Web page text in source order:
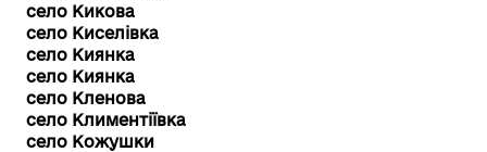
село Кикова
село Киселівка
село Киянка
село Киянка
село Кленова
село Климентіївка
село Кожушки